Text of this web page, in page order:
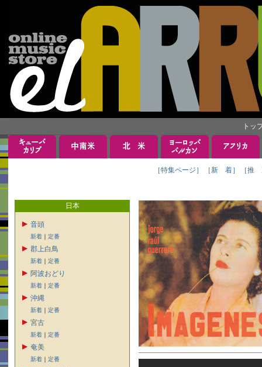
トッ
［特集ページ］ ［新 着］ ［推
日本
音頭
新着 ｜ 定番
郡上白鳥
新着 ｜ 定番
阿波おどり
新着 ｜ 定番
沖縄
新着 ｜ 定番
宮古
新着 ｜ 定番
奄美
新着 ｜ 定番